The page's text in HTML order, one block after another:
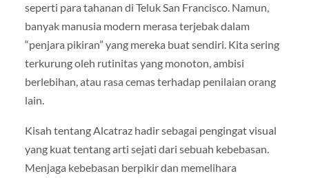
seperti para tahanan di Teluk San Francisco. Namun,
banyak manusia modern merasa terjebak dalam
“penjara pikiran” yang mereka buat sendiri. Kita sering
terkurung oleh rutinitas yang monoton, ambisi
berlebihan, atau rasa cemas terhadap penilaian orang
lain.
Kisah tentang Alcatraz hadir sebagai pengingat visual
yang kuat tentang arti sejati dari sebuah kebebasan.
Menjaga kebebasan berpikir dan memelihara